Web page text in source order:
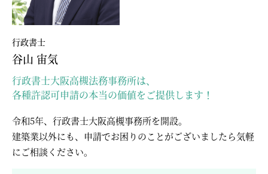
行政書士
谷山 宙気
行政書士大阪高槻法務事務所は、
各種許認可申請の本当の価値をご提供します！
令和5年、行政書士大阪高槻事務所を開設。
建築業以外にも、申請でお困りのことがございましたら気軽
にご相談ください。